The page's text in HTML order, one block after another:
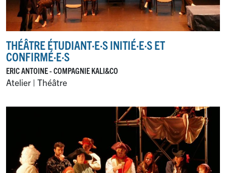
THÉÂTRE ÉTUDIANT·E·S INITIÉ·E·S ET
CONFIRMÉ·E·S
ERIC ANTOINE - COMPAGNIE KALI&CO
Atelier | Théâtre